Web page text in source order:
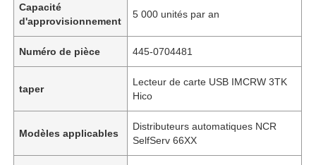
Capacité
d'approvisionnement
5 000 unités par an
Numéro de pièce 445-0704481
taper
Lecteur de carte USB IMCRW 3TK
Hico
Modèles applicables
Distributeurs automatiques NCR
SelfServ 66XX